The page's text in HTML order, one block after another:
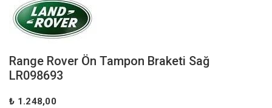
Range Rover Ön Tampon Braketi Sağ
LR098693
₺ 1.248,00